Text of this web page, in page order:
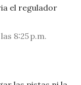
el regulador
8:25 p.m.